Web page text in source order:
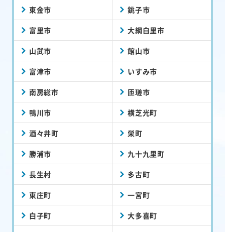
東金市 銚子市
富里市 大網白里市
山武市 館山市
富津市 いすみ市
南房総市 匝瑳市
鴨川市 横芝光町
酒々井町 栄町
勝浦市 九十九里町
長生村 多古町
東庄町 一宮町
白子町 大多喜町